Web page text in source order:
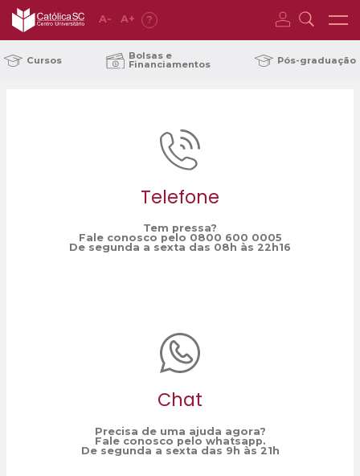
A- A+ ?
Cursos Bolsas e
Financiamentos Pós-graduação
Telefone
Tem pressa?
Fale conosco pelo 0800 600 0005
De segunda a sexta das 08h às 22h16
Chat
Precisa de uma ajuda agora?
Fale conosco pelo whatsapp.
De segunda a sexta das 9h às 21h